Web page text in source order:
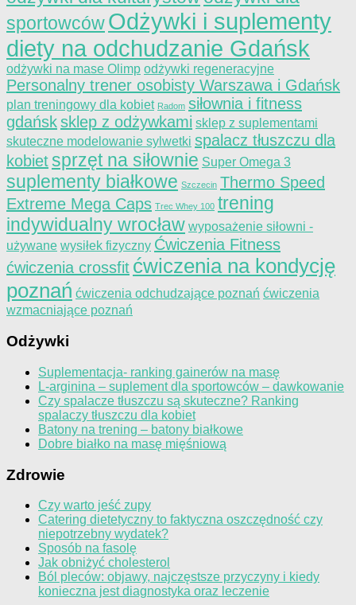
sportowcówOdżywki i suplementy
diety na odchudzanie Gdańsk
odżywki na mase Olimp odżywki regeneracyjne
Personalny trener osobisty Warszawa i Gdańsk
plan treningowy dla kobiet Radom siłownia i fitness
gdańsksklep z odżywkami sklep z suplementami
skuteczne modelowanie sylwetki spalacz tłuszczu dla
kobiet sprzęt na siłownie Super Omega 3
suplementy białkowe Szczecin Thermo Speed
Extreme Mega Caps Trec Whey 100 trening
indywidualny wrocław wyposażenie siłowni -
używane wysiłek fizyczny Ćwiczenia Fitness
ćwiczenia crossfit ćwiczenia na kondycję
poznań ćwiczenia odchudzające poznań ćwiczenia
wzmacniające poznań
Odżywki
Suplementacja- ranking gainerów na masę
L-arginina – suplement dla sportowców – dawkowanie
Czy spalacze tłuszczu są skuteczne? Ranking
spalaczy tłuszczu dla kobiet
Batony na trening – batony białkowe
Dobre białko na masę mięśniową
Zdrowie
Czy warto jeść zupy
Catering dietetyczny to faktyczna oszczędność czy
niepotrzebny wydatek?
Sposób na fasolę
Jak obniżyć cholesterol
Ból pleców: objawy, najczęstsze przyczyny i kiedy
konieczna jest diagnostyka oraz leczenie